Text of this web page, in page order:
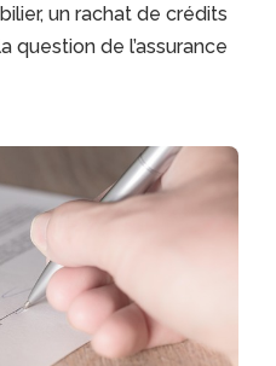
un rachat de crédits
question de l’assurance